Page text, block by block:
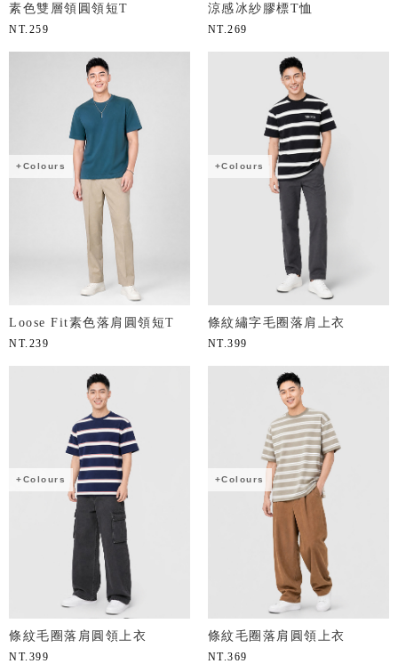
素色雙層領圓領短T
NT. 259
涼感冰紗膠標T恤
NT.269
+Colours
Loose Fit素色落肩圓領短T
NT. 239
+Colours
條紋繡字毛圈落肩上衣
NT. 399
+Colours
條紋毛圈落肩圓領上衣
NT. 399
+Colours
條紋毛圈落肩圓領上衣
NT.369